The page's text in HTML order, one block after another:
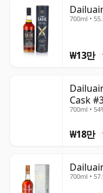
700ml •
₩13만
Cask
700ml •
₩18만
700ml •